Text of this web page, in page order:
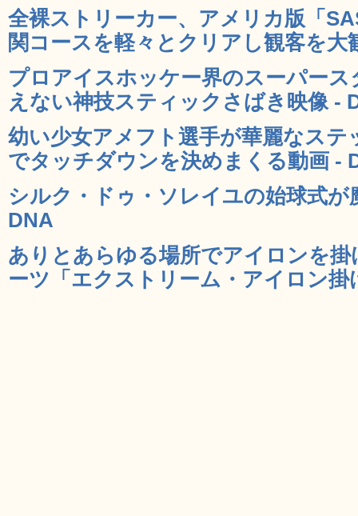
全裸ストリーカー、アメリカ版「
関コースを軽々とクリアし観客を大
プロアイスホッケー界のスーパー
えない神技スティックさばき映像 -
幼い少女アメフト選手が華麗なステ
でタッチダウンを決めまくる動画 -
シルク・ドゥ・ソレイユの始球式
DNA
ありとあらゆる場所でアイロンを
ーツ「エクストリーム・アイロン掛